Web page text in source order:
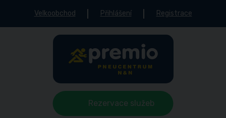
Velkoobchod Přihlášení Registrace
Rezervace služeb